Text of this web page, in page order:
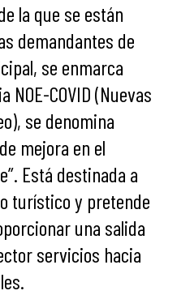
la que se están
demandantes de
se enmarca
COVID (Nuevas
se denomina
mejora en el
Está destinada a
turístico y pretende
una salida
servicios hacia